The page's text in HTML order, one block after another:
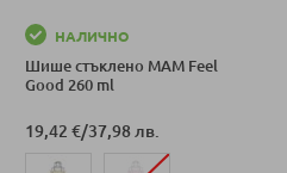
НАЛИЧНО
Шише стъклено MAM Feel
Good 260 ml
19,42 €/37,98 лв.